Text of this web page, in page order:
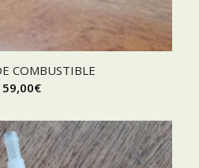
COMBUSTIBLE
59,00€